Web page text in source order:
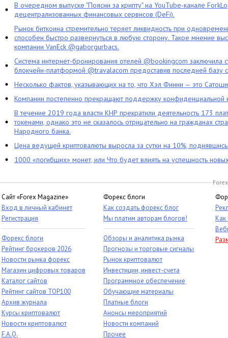
В очередном выпуске "Поясни за крипту" на YouTube-канале
децентрализованных финансовых сервисов (DeFi).
Рынок биткоина стремительно теряет ликвидность при
способен быстро развернуться в любую сторону. Такое мнение
компании VanEck @gaborgurbacs.
Система интернет-бронирования отелей @bookingcom заключила
блокчейн-платформой @travalacom предоставив последней базу
Несколько фактов, указывающих на то, что Хэл Финни — это
Компании постепенно прекращают поддержку конфиденциальной
В течение 2019 года власти КНР прекратили деятельность 173
токенами, однако это не сказалось отрицательно на гражданах
Народного банка.
Цена ведущей криптовалюты выросла за сутки на 10%,
1000 «погибших» монет, или Что будет влиять на успешность
Сайт «Forex Magazine»
Вход в личный кабинет
Регистрация
Форекс блоги
Рейтинг брокеров 2026
Новости рынка форекс
Магазин цифровых товаров
Каталог сайтов
Рейтинг сайтов TOP100
Архив журнала
Курсы криптовалют
Новости криптовалют
F.A.Q.
Форекс блоги
Как создать форекс блог
Мы платим авторам блогов!
Обзоры и аналитика рынка
Прогнозы и торговые сигналы
Рынок криптовалют
Инвестиции, инвест-счета
Программное обеспечение
Обучающие материалы
Платные блоги
Анонсы мероприятий
Новости компаний
Прочее
Как